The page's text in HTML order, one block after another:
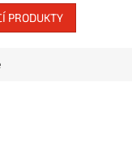
PRODUKTY